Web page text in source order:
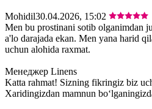
Mohidil30.04.2026, 15:02
Men bu prostinani sotib olganimdan
a'lo darajada ekan. Men yana harid
uchun alohida raxmat.
Менеджер Linens
Katta rahmat! Sizning fikringiz biz
Xaridingizdan mamnun